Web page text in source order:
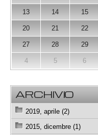
13 14 15
20 21 22
27 28 29
4 5 6
ARCHIVIO
2019, aprile (2)
2015, dicembre (1)